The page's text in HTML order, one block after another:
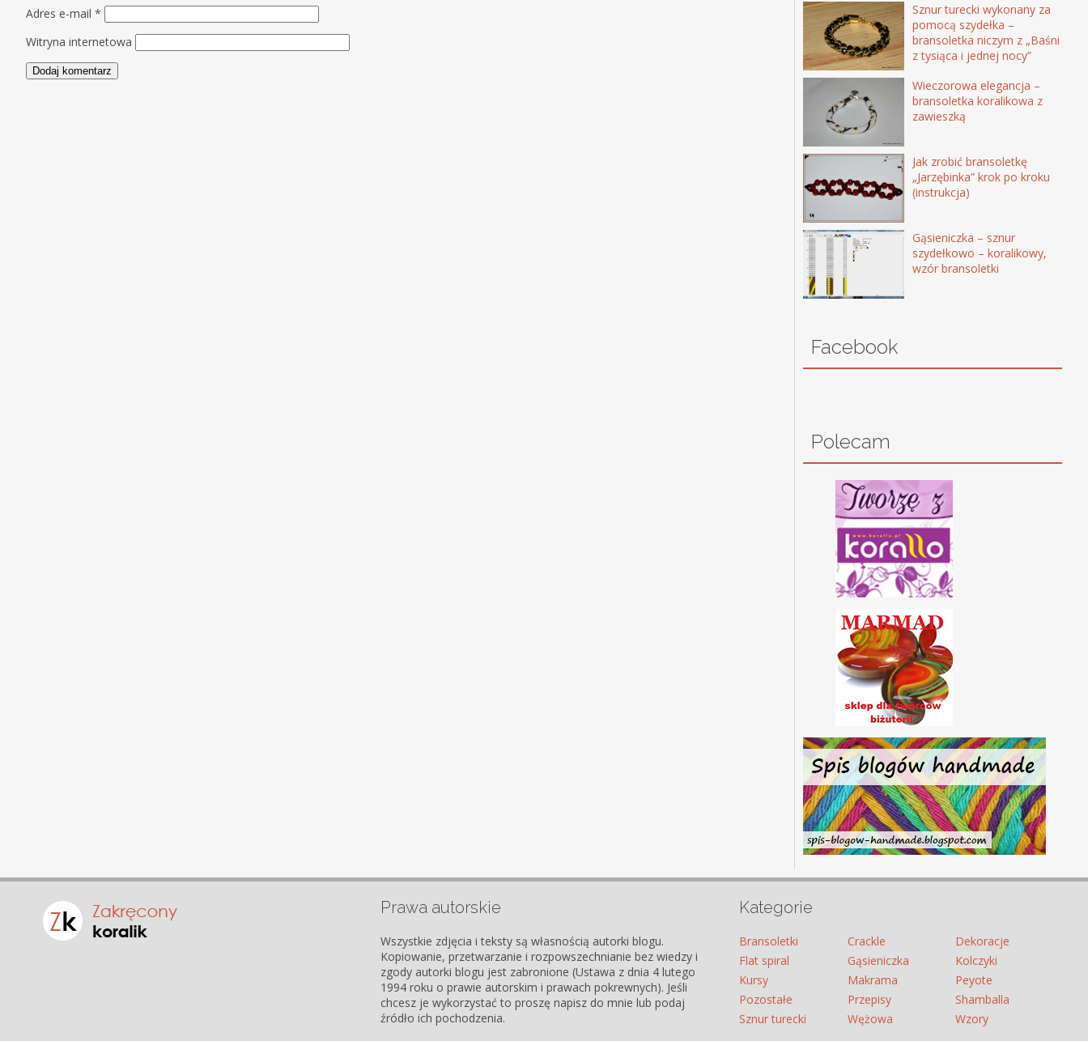
Adres e-mail*
Witryna internetowa
Sznur turecki wykonany za
pomocą szydełka –
bransoletka niczym z „Baśni
z tysiąca i jednej nocy”
Wieczorowa elegancja –
bransoletka koralikowa z
zawieszką
Jak zrobić bransoletkę
„Jarzębinka” krok po kroku
(instrukcja)
Gąsieniczka – sznur
szydełkowo – koralikowy,
wzór bransoletki
Facebook
Polecam
Prawa autorskie
Wszystkie zdjęcia i teksty są własnością autorki blogu.
Kopiowanie, przetwarzanie i rozpowszechnianie bez wiedzy i
zgody autorki blogu jest zabronione (Ustawa z dnia 4 lutego
1994 roku o prawie autorskim i prawach pokrewnych). Jeśli
chcesz je wykorzystać to proszę napisz do mnie lub podaj
źródło ich pochodzenia.
Kategorie
Bransoletki Crackle
Dekoracje
Flat spiral
Gąsieniczka
Kolczyki
Kursy
Makrama
Peyote
Pozostałe
Przepisy
Shamballa
Sznur turecki
Wężowa Wzory